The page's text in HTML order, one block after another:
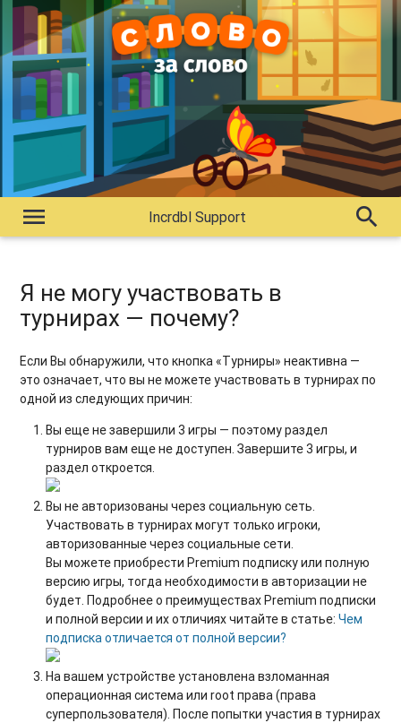
menu Incrdbl Support search
Я не могу участвовать в
турнирах — почему?
Если Вы обнаружили, что кнопка «Турниры» неактивна —
это означает, что вы не можете участвовать в турнирах по
одной из следующих причин:
Вы еще не завершили 3 игры — поэтому раздел
турниров вам еще не доступен. Завершите 3 игры, и
раздел откроется.
Вы не авторизованы через социальную сеть.
Участвовать в турнирах могут только игроки,
авторизованные через социальные сети.
Вы можете приобрести Premium подписку или полную
версию игры, тогда необходимости в авторизации не
будет. Подробнее о преимуществах Premium подписки
и полной версии и их отличиях читайте в статье:Чем
подписка отличается от полной версии?
На вашем устройстве установлена взломанная
операционная система или root права (права
суперпользователя). После попытки участия в турнирах